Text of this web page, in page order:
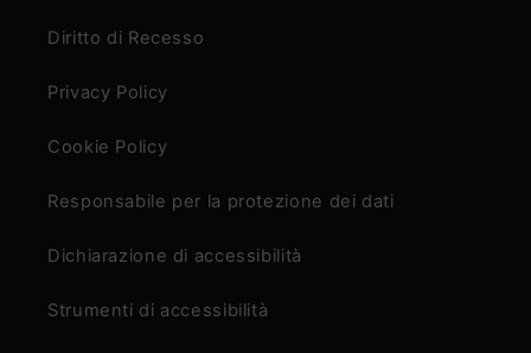
Diritto di Recesso
Privacy Policy
Cookie Policy
Responsabile per la protezione dei dati
Dichiarazione di accessibilità
Strumenti di accessibilità